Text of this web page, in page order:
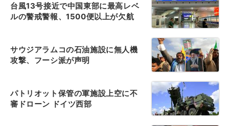
台風13号接近で中国東部に最高レベ
ルの警戒警報、1500便以上が欠航
サウジアラムコの石油施設に無人機
攻撃、フーシ派が声明
パトリオット保管の軍施設上空に不
審ドローン ドイツ西部